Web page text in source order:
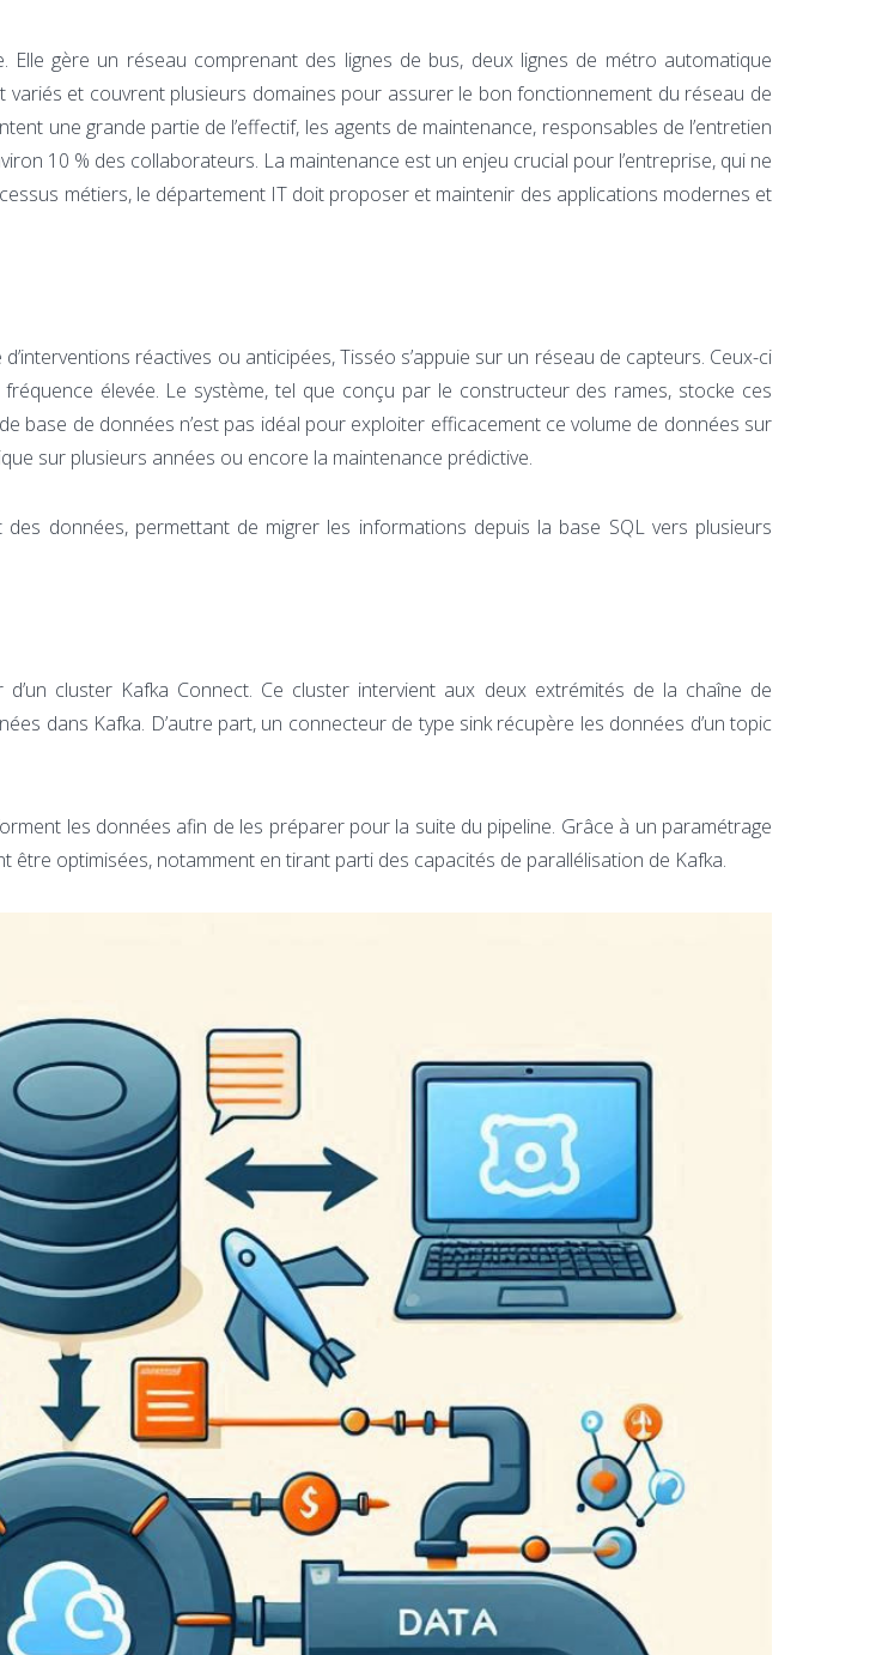
gère un réseau comprenant des lignes de bus, deux lignes de métro automatique
variés et couvrent plusieurs domaines pour assurer le bon fonctionnement du réseau de
une grande partie de l’effectif, les agents de maintenance, responsables de l’entretien
10 % des collaborateurs. La maintenance est un enjeu crucial pour l’entreprise, qui ne
métiers, le département IT doit proposer et maintenir des applications modernes et
réactives ou anticipées, Tisséo s’appuie sur un réseau de capteurs. Ceux-ci
élevée. Le système, tel que conçu par le constructeur des rames, stocke ces
base de données n’est pas idéal pour exploiter efficacement ce volume de données sur
sur plusieurs années ou encore la maintenance prédictive.
données, permettant de migrer les informations depuis la base SQL vers plusieurs
d’un cluster Kafka Connect. Ce cluster intervient aux deux extrémités de la chaîne de
dans Kafka. D’autre part, un connecteur de type sink récupère les données d’un topic
les données afin de les préparer pour la suite du pipeline. Grâce à un paramétrage
optimisées, notamment en tirant parti des capacités de parallélisation de Kafka.